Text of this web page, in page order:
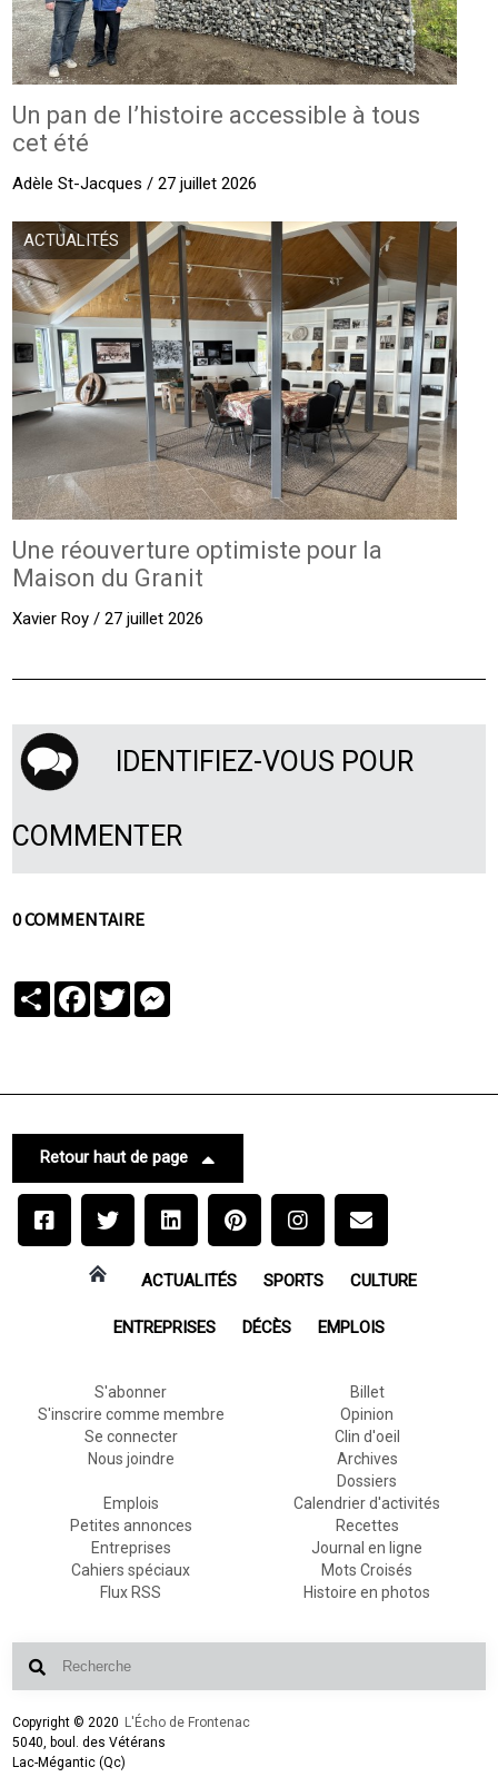
Un pan de l’histoire accessible à tous
cet été
Adèle St-Jacques / 27 juillet 2026
ACTUALITÉS
Une réouverture optimiste pour la
Maison du Granit
Xavier Roy / 27 juillet 2026
IDENTIFIEZ-VOUS POUR
COMMENTER
0 COMMENTAIRE
PartagerFacebook
Twitter
Retour haut de page
ACTUALITÉS SPORTS CULTURE
ENTREPRISES DÉCÈS EMPLOIS
S'abonner
S'inscrire comme membre
Se connecter
Nous joindre
Billet
Opinion
Clin d'oeil
Archives
Dossiers
Emplois
Petites annonces
Entreprises
Cahiers spéciaux
Flux RSS
Calendrier d'activités
Recettes
Journal en ligne
Mots Croisés
Histoire en photos
Copyright © 2020 L'Écho de Frontenac
5040, boul. des Vétérans
Lac-Mégantic (Qc)